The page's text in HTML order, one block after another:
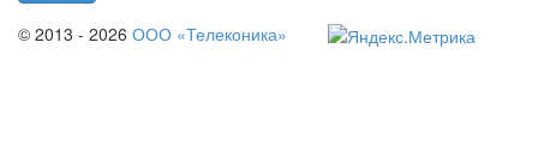
© 2013 - 2026 ООО «Телеконика»